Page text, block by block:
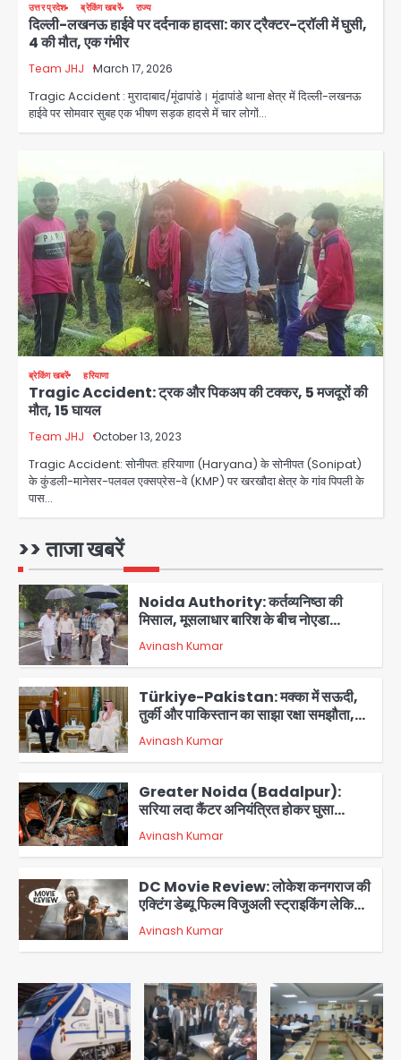
उत्तर प्रदेश ब्रेकिंग खबरें राज्य
दिल्ली-लखनऊ हाईवे पर दर्दनाक हादसा: कार ट्रैक्टर-ट्रॉली में घुसी,
4 की मौत, एक गंभीर
Team JHJ March 17, 2026
Tragic Accident : मुरादाबाद/मूंढापांडे। मूंढापांडे थाना क्षेत्र में दिल्ली-लखनऊ
हाईवे पर सोमवार सुबह एक भीषण सड़क हादसे में चार लोगों…
ब्रेकिंग खबरें हरियाणा
Tragic Accident: ट्रक और पिकअप की टक्कर, 5 मजदूरों की
मौत, 15 घायल
Team JHJ October 13, 2023
Tragic Accident: सोनीपत: हरियाणा (Haryana) के सोनीपत (Sonipat)
के कुंडली-मानेसर-पलवल एक्सप्रेस-वे (KMP) पर खरखौदा क्षेत्र के गांव पिपली के
पास…
>> ताजा खबरें
Noida Authority: कर्तव्यनिष्ठा की
आरडब्ल्यूए ने जताया आभार
Türkiye-Pakistan: मक्का में सऊदी,
तुर्की और पाकिस्तान का साझा रक्षा समझौता,
जानें इसके मायने
Avinash Kumar
Greater Noida (Badalpur):
सरिया लदा कैंटर अनियंत्रित होकर घुसा
किराना दुकान में , ड्राइवर की मौत
Avinash Kumar
एक्टिंग डेब्यू फिल्म विजुअली स्ट्राइकिंग लेकिन
स्क्रीनप्ले में कमजोर, लेकिन कहानी अधूरी रह
गई, 3 स्टार रेटिंग
Avinash Kumar
1
2
Noida Authority: कर्तव्यनिष्ठा की
मिसाल, मूसलाधार बारिश के बीच नोएडा
प्राधिकरण ने संभाला मोर्चा, सेक्टर 105
आरडब्ल्यूए ने जताया आभार
Avinash Kumar
3
Türkiye-Pakistan: मक्का में सऊदी,
तुर्की और पाकिस्तान का साझा रक्षा समझौता,
जानें इसके मायने
Avinash Kumar
4
Greater Noida (Badalpur):
सरिया लदा कैंटर अनियंत्रित होकर घुसा
किराना दुकान में , ड्राइवर की मौत
Avinash Kumar
5
DC Movie Review: लोकेश कनगराज की
एक्टिंग डेब्यू फिल्म विजुअली स्ट्राइकिंग लेकिन
स्क्रीनप्ले में कमजोर, लेकिन कहानी अधूरी रह
गई, 3 स्टार रेटिंग
Avinash Kumar
1
Felix Hospital Noida: फेलिक्स
हॉस्पिटल और नोएडा लोक मंच की पहल, अब
सिर्फ 30 रुपये में मिलेगी 24 घंटे ऑनलाइन
डॉक्टर परामर्श सुविधा
Avinash Kumar